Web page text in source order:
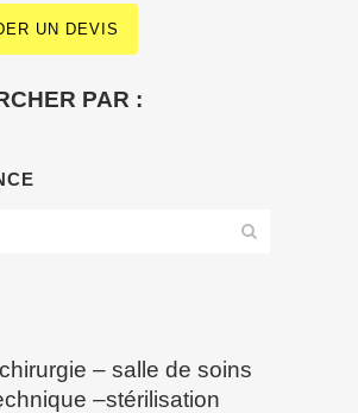
UN DEVIS
PAR :
– salle de soins
–stérilisation